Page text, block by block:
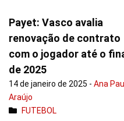
Payet: Vasco avalia
renovação de contrato
com o jogador até o
de 2025
14 de janeiro de 2025 -Ana
Araújo
FUTEBOL